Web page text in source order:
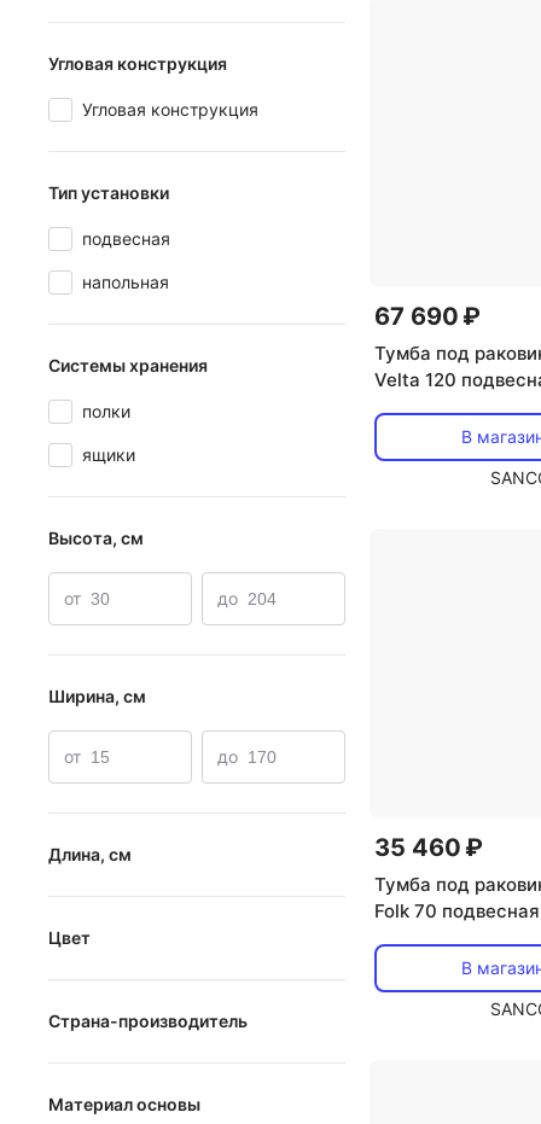
Угловая конструкция
Угловая конструкция
Тип установки
подвесная
напольная
Системы хранения
полки
ящики
Высота, см
от до
Ширина, см
от до
Длина, см
Цвет
Бежевый
Белый
Бронзовый
Желтый
Страна-производитель
Беларусь
Германия
Материал основы
67 690 ₽
Тумба под
Velta 120
В
35 460 ₽
Тумба под
Folk 70
В